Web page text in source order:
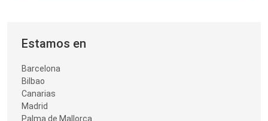
Estamos en
Barcelona
Bilbao
Canarias
Madrid
Palma de Mallorca